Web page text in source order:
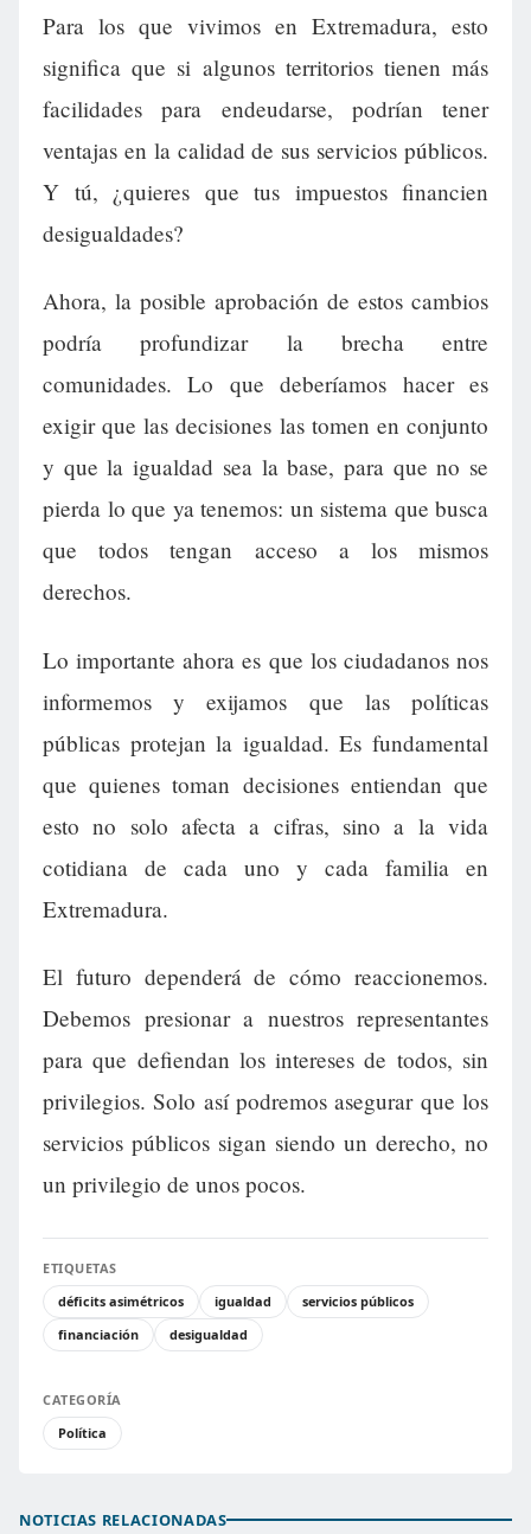
Para los que vivimos en Extremadura, esto
significa que si algunos territorios tienen más
facilidades para endeudarse, podrían tener
ventajas en la calidad de sus servicios públicos.
Y tú, ¿quieres que tus impuestos financien
desigualdades?
Ahora, la posible aprobación de estos cambios
podría profundizar la brecha entre
comunidades. Lo que deberíamos hacer es
exigir que las decisiones las tomen en conjunto
y que la igualdad sea la base, para que no se
pierda lo que ya tenemos: un sistema que busca
que todos tengan acceso a los mismos
derechos.
Lo importante ahora es que los ciudadanos nos
informemos y exijamos que las políticas
públicas protejan la igualdad. Es fundamental
que quienes toman decisiones entiendan que
esto no solo afecta a cifras, sino a la vida
cotidiana de cada uno y cada familia en
Extremadura.
El futuro dependerá de cómo reaccionemos.
Debemos presionar a nuestros representantes
para que defiendan los intereses de todos, sin
privilegios. Solo así podremos asegurar que los
servicios públicos sigan siendo un derecho, no
un privilegio de unos pocos.
ETIQUETAS
déficits asimétricos
igualdad
servicios públicos
financiación
desigualdad
CATEGORÍA
Política
NOTICIAS RELACIONADAS